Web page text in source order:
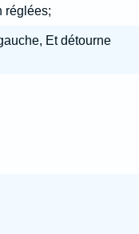
réglées;
Et détourne